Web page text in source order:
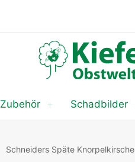
Zubehör Schadbilder
Schneiders Späte Knorpelkirsche